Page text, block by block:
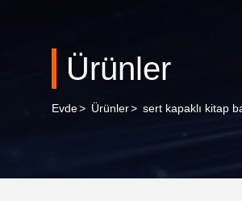
Ürünler
Evde> Ürünler> sert kapaklı kitap